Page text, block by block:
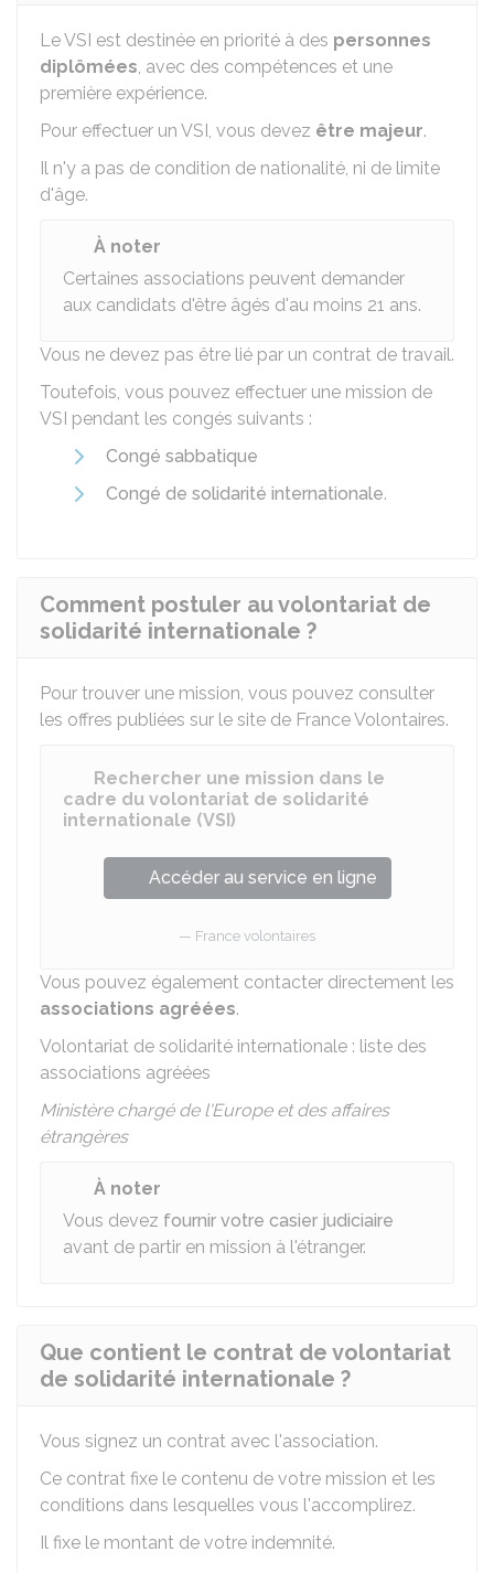
Le VSI est destinée en priorité à des personnes
diplômées, avec des compétences et une
première expérience.
Pour effectuer un VSI, vous devez être majeur.
Il n'y a pas de condition de nationalité, ni de limite
d'âge.
À noter
Certaines associations peuvent demander
aux candidats d'être âgés d'au moins 21 ans.
Vous ne devez pas être lié par un contrat de travail.
Toutefois, vous pouvez effectuer une mission de
VSI pendant les congés suivants :
Congé sabbatique
Congé de solidarité internationale.
Comment postuler au volontariat de
solidarité internationale ?
Pour trouver une mission, vous pouvez consulter
les offres publiées sur le site de France Volontaires.
Rechercher une mission dans le
cadre du volontariat de solidarité
internationale (VSI)
Accéder au service en ligne
France volontaires
Vous pouvez également contacter directement les
associations agréées.
Volontariat de solidarité internationale : liste des
associations agréées
Ministère chargé de l'Europe et des affaires
étrangères
À noter
Vous devez fournir votre casier judiciaire
avant de partir en mission à l'étranger.
Que contient le contrat de volontariat
de solidarité internationale ?
Vous signez un contrat avec l'association.
Ce contrat fixe le contenu de votre mission et les
conditions dans lesquelles vous l'accomplirez.
Il fixe le montant de votre indemnité.